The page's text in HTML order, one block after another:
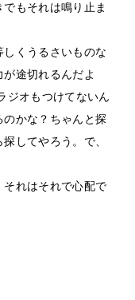
もそれは鳴り止ま
くうるさいものな
途切れるんだよ
ジオもつけてないん
かな？ちゃんと探
してやろう。で、
れはそれで心配で